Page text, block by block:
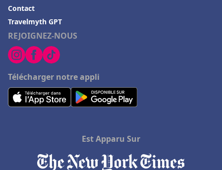
REJOIGNEZ-NOUS
Télécharger notre appli
Contact
Travelmyth GPT
Est Apparu Sur